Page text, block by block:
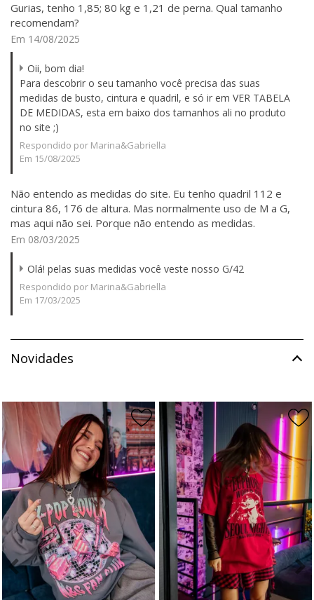
Gurias, tenho 1,85; 80 kg e 1,21 de perna. Qual tamanho
recomendam?
Em 14/08/2025
Oii, bom dia!
Para descobrir o seu tamanho você precisa das suas
medidas de busto, cintura e quadril, e só ir em VER TABELA
DE MEDIDAS, esta em baixo dos tamanhos ali no produto
no site ;)
Respondido por Marina&Gabriella
Em 15/08/2025
Não entendo as medidas do site. Eu tenho quadril 112 e
cintura 86, 176 de altura. Mas normalmente uso de M a G,
mas aqui não sei. Porque não entendo as medidas.
Em 08/03/2025
Olá! pelas suas medidas você veste nosso G/42
Respondido por Marina&Gabriella
Em 17/03/2025
Novidades